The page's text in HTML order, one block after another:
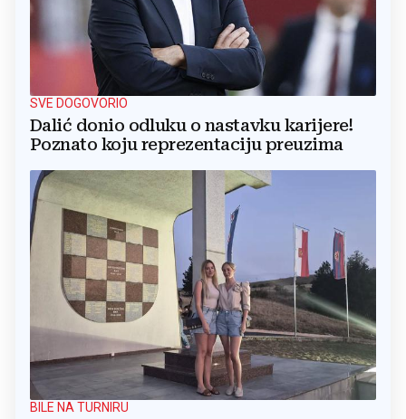
SVE DOGOVORIO
Dalić donio odluku o nastavku karijere!
Poznato koju reprezentaciju preuzima
BILE NA TURNIRU